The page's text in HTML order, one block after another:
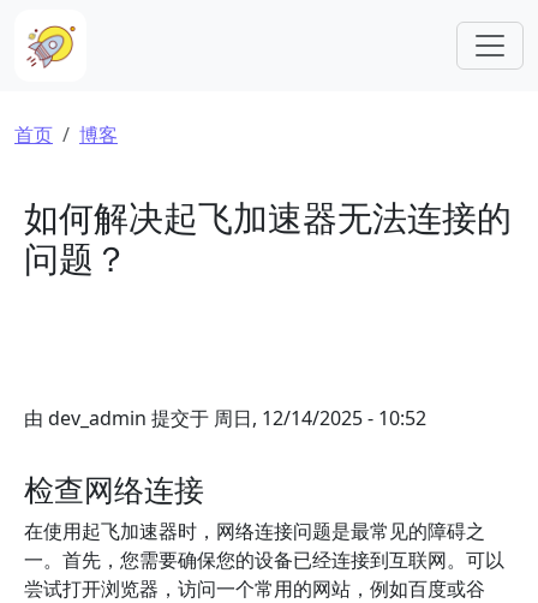
面包屑
首页 博客
如何解决起飞加速器无法连接的
问题？
由 dev_admin 提交于 周日, 12/14/2025 - 10:52
检查网络连接
在使用起飞加速器时，网络连接问题是最常见的障碍之
一。首先，您需要确保您的设备已经连接到互联网。可以
尝试打开浏览器，访问一个常用的网站，例如百度或谷